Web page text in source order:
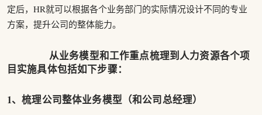
定后，HR就可以根据各个业务部门的实际情况设计不同的专业
方案，提升公司的整体能力。
从业务模型和工作重点梳理到人力资源各个项
目实施具体包括如下步骤：
1、梳理公司整体业务模型（和公司总经理）